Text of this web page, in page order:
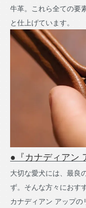
牛革。これら全ての要
と仕上げています。
●『カナディア
大切な愛犬には、最良
ず。そんな方々におす
カナディアン アップ